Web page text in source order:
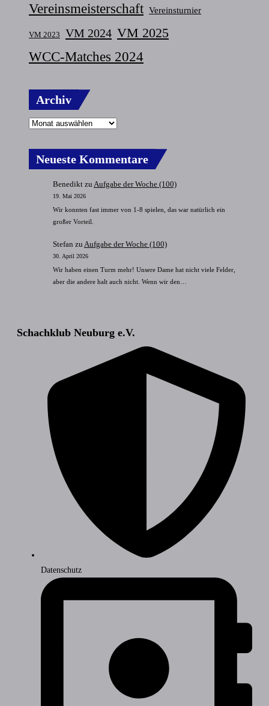
Vereinsmeisterschaft Vereinsturnier
VM 2023 VM 2024 VM 2025
WCC-Matches 2024
Archiv
Neueste Kommentare
Benedikt zu Aufgabe der Woche (100)
19. Mai 2026
Wir konnten fast immer von 1-8 spielen, das war natürlich ein
großer Vorteil.
Stefan zu Aufgabe der Woche (100)
30. April 2026
Wir haben einen Turm mehr! Unsere Dame hat nicht viele Felder,
aber die andere halt auch nicht. Wenn wir den…
Schachklub Neuburg e.V.
Datenschutz